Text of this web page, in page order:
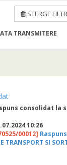
STERGE
TRANSMITERE
consolidat la
10:26
00012]
TRANSPORT SI